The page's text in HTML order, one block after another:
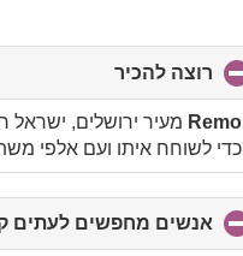
רוצה להכיר
to
collapse
contents
Remo מעיר ירושלים, ישראל רוצה להכיר
כדי לשוחח איתו ועם אלפי
אנשים מחפשים לעתים